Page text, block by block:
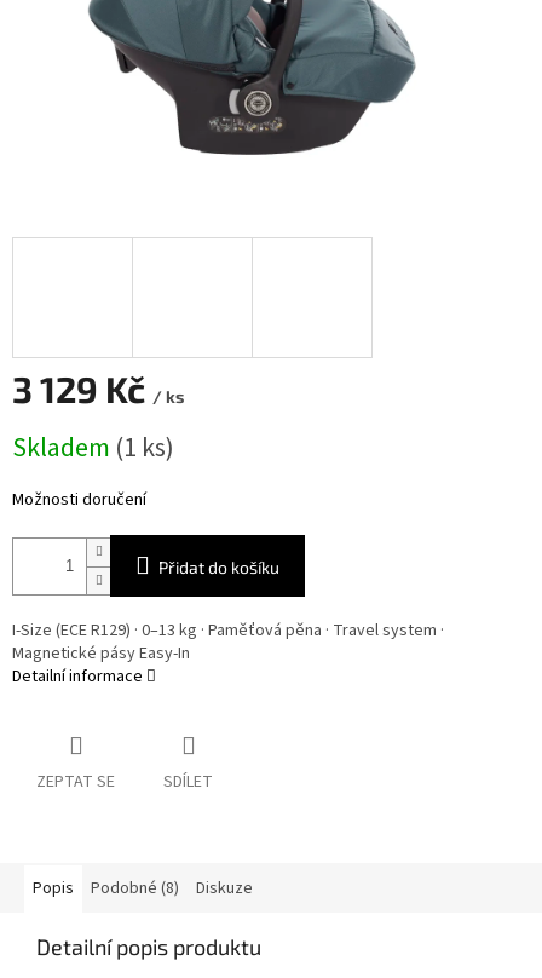
3 129 Kč / ks
cena:
Skladem (1 ks)
Možnosti doručení
Přidat do košíku
I-Size (ECE R129) · 0–13 kg · Paměťová pěna · Travel system ·
Magnetické pásy Easy-In
Detailní informace
ZEPTAT SE SDÍLET
Popis Podobné (8) Diskuze
Detailní popis produktu